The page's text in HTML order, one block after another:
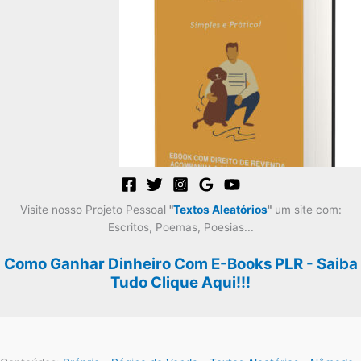
Visite nosso Projeto Pessoal "Textos Aleatórios"um site com:
Escritos, Poemas, Poesias...
Como Ganhar Dinheiro Com E-Books PLR - Saiba
Tudo Clique Aqui!!!